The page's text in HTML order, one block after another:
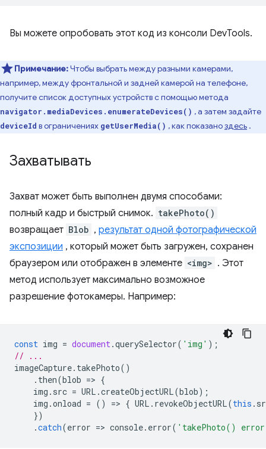
Вы можете опробовать этот код из консоли DevTools.
Примечание:Чтобы выбрать между разными камерами,
например, между фронтальной и задней камерой на телефоне,
получите список доступных устройств с помощью метода
navigator.mediaDevices.enumerateDevices() , а затем задайте
deviceId в ограничениях getUserMedia() , как показаноздесь .
Захватывать
Захват может быть выполнен двумя способами:
полный кадр и быстрый снимок. takePhoto()
возвращает Blob , результат одной фотографической
экспозиции , который может быть загружен, сохранен
браузером или отображен в элементе <img> . Этот
метод использует максимально возможное
разрешение фотокамеры. Например:
const img = document.querySelector( 'img' );
// ...
imageCapture. takePhoto()
. then(blob => {
img . src = URL .createObjectURL(blob);
img .onload = () => { URL . revokeObjectURL(this .
})
.catch(error => console. error( 'takePhoto()